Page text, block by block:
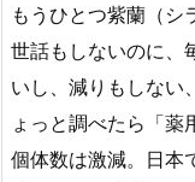
もうひとつ紫蘭（シ
世話もしないのに、
いし、減りもしない
ょっと調べたら「薬
個体数は激減。日本